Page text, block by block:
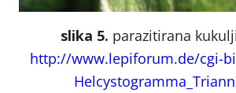
slika 5. parazitirana
http://www.lepiforum.de/cgi-